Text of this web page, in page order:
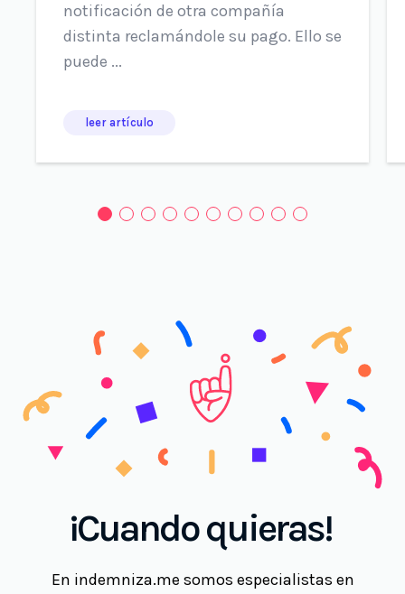
notificación de otra compañía
distinta reclamándole su pago. Ello se
puede ...
leer artículo
¡Cuando quieras!
En indemniza.me somos especialistas en